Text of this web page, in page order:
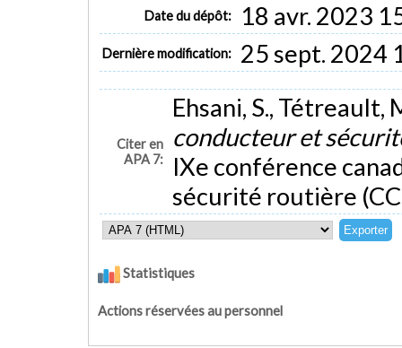
Date du dépôt: 18 avr. 2023
Dernière modification: 25 sept. 2024
Citer en
APA 7:
Ehsani, S., Tétreault,
conducteur et
IXe conférence
sécurité routière
Statistiques
Actions réservées au personnel